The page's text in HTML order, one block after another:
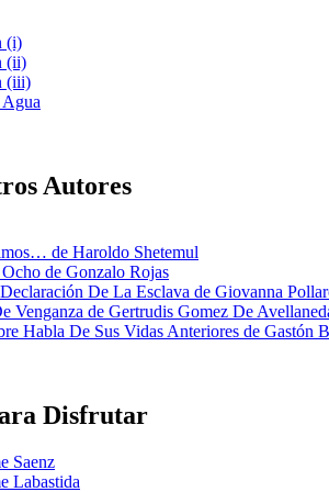
(i)
(ii)
(iii)
Autores
de Haroldo Shetemul
de Gonzalo Rojas
De La Esclava de Giovanna
Venganza de Gertrudis Gomez De
Habla De Sus Vidas Anteriores de Gastón
Disfrutar
Saenz
Labastida